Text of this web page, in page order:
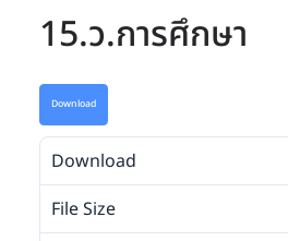
15.ว.การศึกษา
Download
Download
File Size